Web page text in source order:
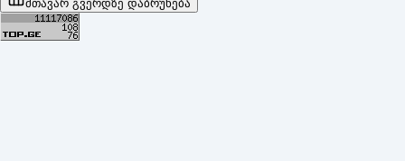
მთავარ გვერდზე დაბრუნება